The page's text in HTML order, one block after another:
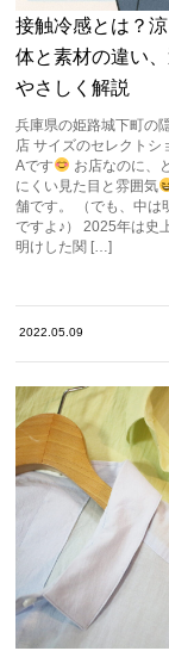
接触冷感とは？
体と素材の違い
やさしく解説
兵庫県の姫路城下町の
店 サイズのセレクトシ
Aです
お店なのに、
にくい見た目と雰囲気
舗です。 （でも、中は
ですよ♪） 2025年は史
明けした関 […]
2022.05.09